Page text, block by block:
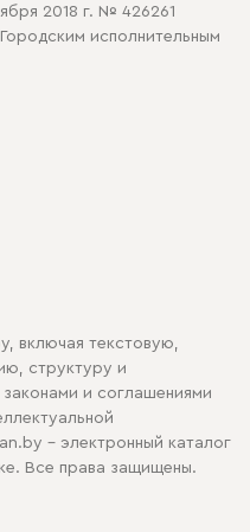
2018 г. № 426261
исполнительным
включая текстовую,
структуру и
и соглашениями
- электронный каталог
Все права защищены.